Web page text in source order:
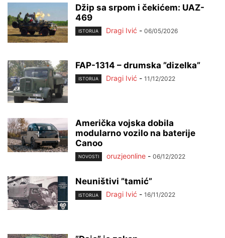
Džip sa srpom i čekićem: UAZ-
469
ISTORIJA Dragi Ivić - 06/05/2026
FAP-1314 – drumska ”dizelka”
ISTORIJA Dragi Ivić - 11/12/2022
Američka vojska dobila
modularno vozilo na baterije
Canoo
NOVOSTI oruzjeonline - 06/12/2022
Neuništivi ”tamić”
ISTORIJA Dragi Ivić - 16/11/2022